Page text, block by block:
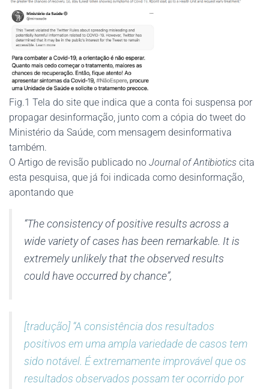
Fig.1 Tela do site que indica que a conta foi suspensa por
propagar desinformação, junto com a cópia do tweet do
Ministério da Saúde, com mensagem desinformativa
também.
O Artigo de revisão publicado no Journal of Antibiotics cita
esta pesquisa, que já foi indicada como desinformação,
apontando que
“The consistency of positive results across a
wide variety of cases has been remarkable. It is
extremely unlikely that the observed results
could have occurred by chance”,
[tradução] “A consistência dos resultados
positivos em uma ampla variedade de casos tem
sido notável. É extremamente improvável que os
resultados observados possam ter ocorrido por